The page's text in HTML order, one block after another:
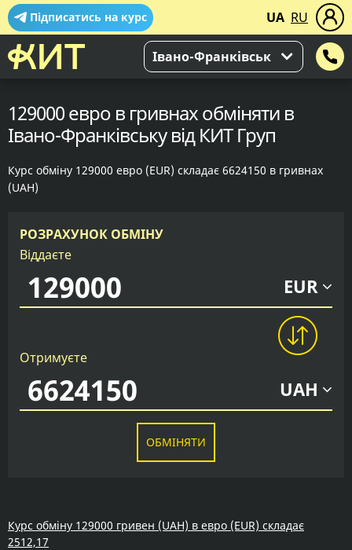
Підписатись на курс UA RU
Івано-Франківськ
129000 евро в гривнах обміняти в
Івано-Франківську від КИТ Груп
Курс обміну 129000 евро (EUR) складає 6624150 в гривнах
(UAH)
РОЗРАХУНОК ОБМІНУ
Віддаєте
EUR
Отримуєте
UAH
ОБМІНЯТИ
Курс обміну 129000 гривен (UAH) в евро (EUR) складає
2512,17